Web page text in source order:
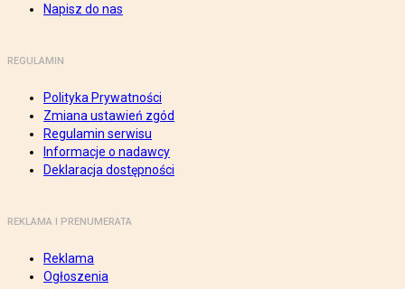
Napisz do nas
REGULAMIN
Polityka Prywatności
Zmiana ustawień zgód
Regulamin serwisu
Informacje o nadawcy
Deklaracja dostępności
REKLAMA I PRENUMERATA
Reklama
Ogłoszenia